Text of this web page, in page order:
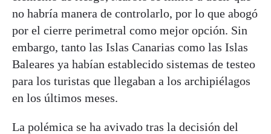
no habría manera de controlarlo, por lo que abogó
por el cierre perimetral como mejor opción. Sin
embargo, tanto las Islas Canarias como las Islas
Baleares ya habían establecido sistemas de testeo
para los turistas que llegaban a los archipiélagos
en los últimos meses.
La polémica se ha avivado tras la decisión del